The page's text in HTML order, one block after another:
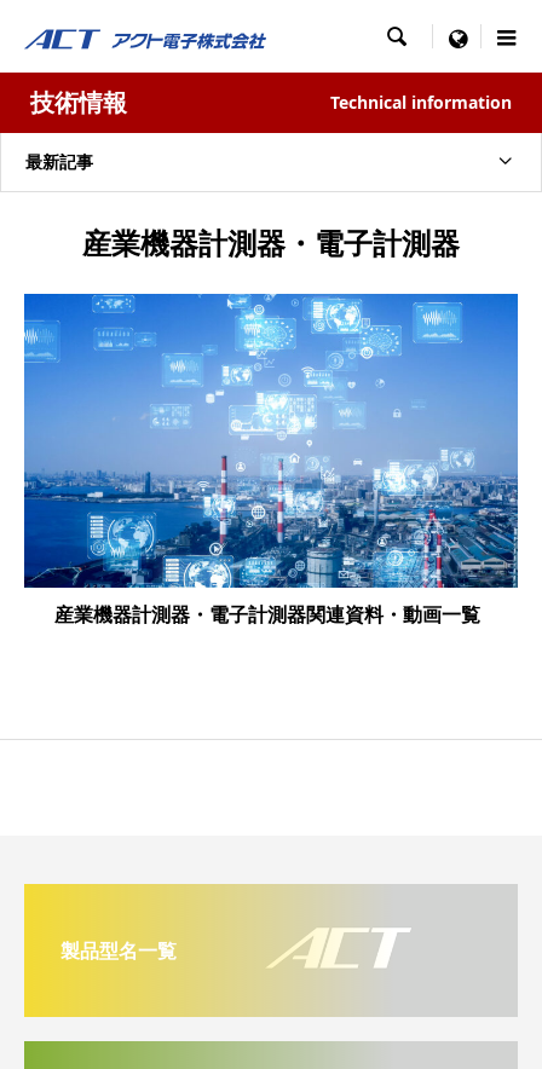
 menu
技術情報 Technical information
最新記事
産業機器計測器・電子計測器
産業機器計測器・電子計測器関連資料・動画一覧
製品型名一覧